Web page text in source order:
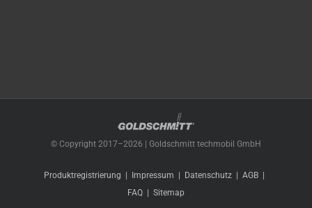
© Copyright 2017–2026 | Goldschmitt techmobil GmbH
Produktregistrierung Impressum Datenschutz
AGB
FAQ
Sitemap